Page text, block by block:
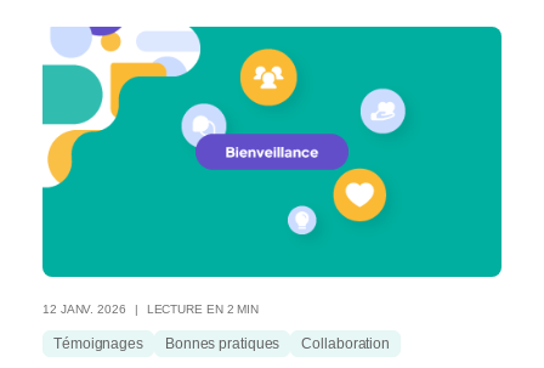
12 JANV. 2026 LECTURE EN 2 MIN
Témoignages Bonnes pratiques Collaboration